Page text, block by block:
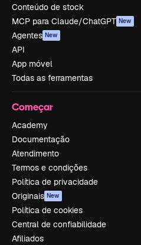
Conteúdo de stock
MCP para Claude/ChatGPT New
Agentes New
API
App móvel
Todas as ferramentas
Começar
Academy
Documentação
Atendimento
Termos e condições
Política de privacidade
Originais New
Política de cookies
Central de confiabilidade
Afiliados